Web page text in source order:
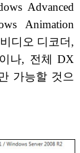
Advanced
Animation
디오 디코더,
나, 전체 DX
가능할 것으